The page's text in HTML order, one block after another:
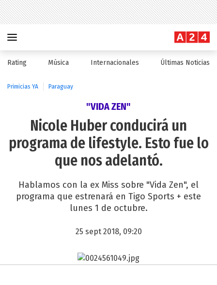
Rating Música Internacionales Últimas Noticias
Primicias YA Paraguay
"VIDA ZEN"
Nicole Huber conducirá un
programa de lifestyle. Esto fue lo
que nos adelantó.
Hablamos con la ex Miss sobre "Vida Zen", el
programa que estrenará en Tigo Sports + este
lunes 1 de octubre.
25 sept 2018, 09:20